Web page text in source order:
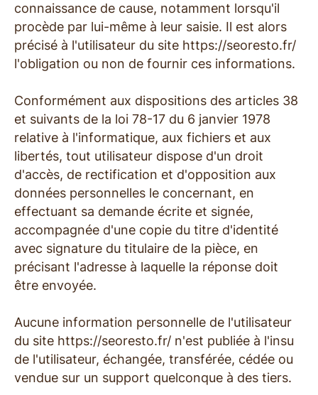
connaissance de cause, notamment lorsqu'il
procède par lui-même à leur saisie. Il est alors
précisé à l'utilisateur du site https://seoresto.fr/
l'obligation ou non de fournir ces informations.
Conformément aux dispositions des articles 38
et suivants de la loi 78-17 du 6 janvier 1978
relative à l'informatique, aux fichiers et aux
libertés, tout utilisateur dispose d'un droit
d'accès, de rectification et d'opposition aux
données personnelles le concernant, en
effectuant sa demande écrite et signée,
accompagnée d'une copie du titre d'identité
avec signature du titulaire de la pièce, en
précisant l'adresse à laquelle la réponse doit
être envoyée.
Aucune information personnelle de l'utilisateur
du site https://seoresto.fr/ n'est publiée à l'insu
de l'utilisateur, échangée, transférée, cédée ou
vendue sur un support quelconque à des tiers.